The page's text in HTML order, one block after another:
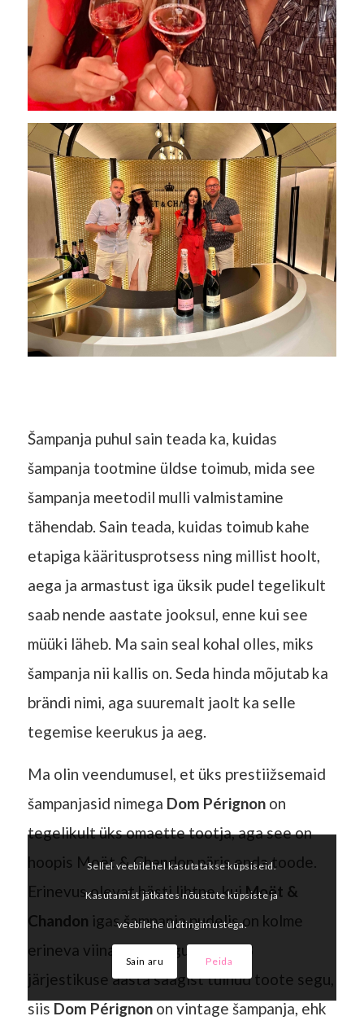
Šampanja puhul sain teada ka, kuidas
šampanja tootmine üldse toimub, mida see
šampanja meetodil mulli valmistamine
tähendab. Sain teada, kuidas toimub kahe
etapiga kääritusprotsess ning millist hoolt,
aega ja armastust iga üksik pudel tegelikult
saab nende aastate jooksul, enne kui see
müüki läheb. Ma sain seal kohal olles, miks
šampanja nii kallis on. Seda hinda mõjutab ka
brändi nimi, aga suuremalt jaolt ka selle
tegemise keerukus ja aeg.
Ma olin veendumusel, et üks prestiižsemaid
šampanjasid nimega Dom Pérignonon
tegelikult üks omaette tootja, aga see on
hoopis Moët & Chandon päris enda toode.
Erinevus olevat hästi lihtne, kuiMoët &
Chandon igas šampanja pudelis on kolme
erineva viinamarja segu ning ka 3
järjestikuse aasta saagist tulnud toote segu,
siis Dom Pérignonon vintage šampanja, ehk
Sellel veebilehel kasutatakse küpsiseid.
Kasutamist jätkates nõustute küpsiste ja
veebilehe üldtingimustega.
Sain aru Peida